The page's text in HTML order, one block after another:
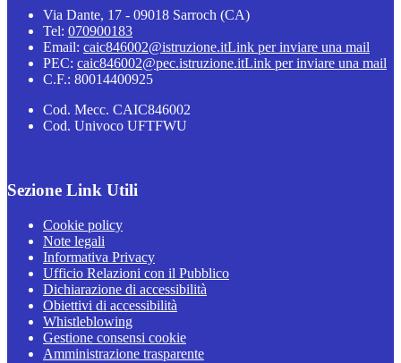
Via Dante, 17 - 09018 Sarroch (CA)
Tel: 070900183
Email: caic846002@istruzione.itLink per inviare una mail
PEC: caic846002@pec.istruzione.itLink per inviare una mail
C.F.: 80014400925
Cod. Mecc. CAIC846002
Cod. Univoco UFTFWU
Sezione Link Utili
Cookie policy
Note legali
Informativa Privacy
Ufficio Relazioni con il Pubblico
Dichiarazione di accessibilità
Obiettivi di accessibilità
Whistleblowing
Gestione consensi cookie
Amministrazione trasparente